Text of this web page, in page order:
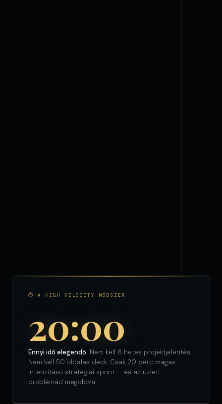
⏱ A HIGH VELOCITY MÓDSZER
20:00
Ennyi idő elegendő. Nem kell 6 hetes projektjelentés.
Nem kell 50 oldalas deck. Csak 20 perc magas
intenzitású stratégiai sprint — és az üzleti
problémád megoldva.